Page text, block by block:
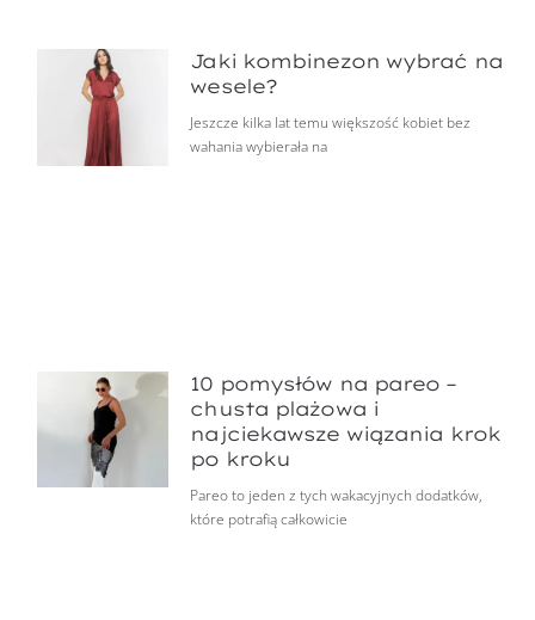
Jaki kombinezon wybrać na
wesele?
Jeszcze kilka lat temu większość kobiet bez
wahania wybierała na
10 pomysłów na pareo –
chusta plażowa i
najciekawsze wiązania krok
po kroku
Pareo to jeden z tych wakacyjnych dodatków,
które potrafią całkowicie